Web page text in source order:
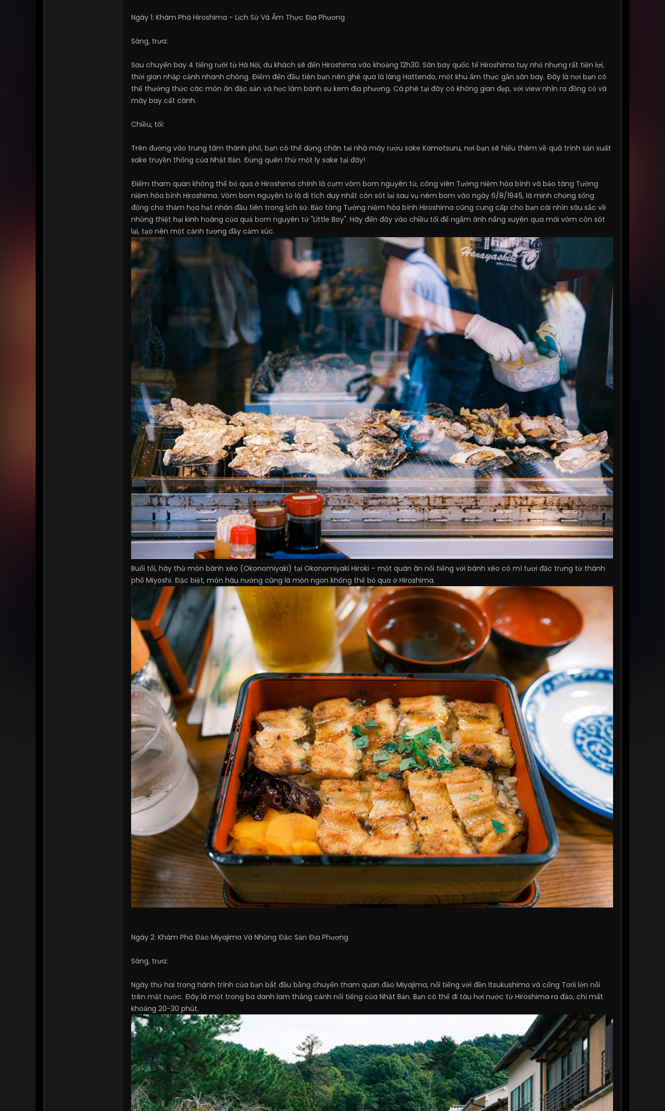
Ngày 1: Khám Phá Hiroshima - Lịch Sử Và Ẩm Thực Địa Phương
Sáng, trưa:
Sau chuyến bay 4 tiếng rưỡi từ Hà Nội, du khách sẽ đến Hiroshima vào khoảng 12h30. Sân bay quốc tế Hiroshima tuy nhỏ nhưng rất tiện lợi,
thời gian nhập cảnh nhanh chóng. Điểm đến đầu tiên bạn nên ghé qua là làng Hattendo, một khu ẩm thực gần sân bay. Đây là nơi bạn có
thể thưởng thức các món ăn đặc sản và học làm bánh su kem địa phương. Cà phê tại đây có không gian đẹp, với view nhìn ra đồng cỏ và
máy bay cất cánh.
Chiều, tối:
Trên đường vào trung tâm thành phố, bạn có thể dừng chân tại nhà máy rượu sake Kamotsuru, nơi bạn sẽ hiểu thêm về quá trình sản xuất
sake truyền thống của Nhật Bản. Đừng quên thử một ly sake tại đây!
Điểm tham quan không thể bỏ qua ở Hiroshima chính là cụm vòm bom nguyên tử, công viên Tưởng niệm hòa bình và bảo tàng Tưởng
niệm hòa bình Hiroshima. Vòm bom nguyên tử là di tích duy nhất còn sót lại sau vụ ném bom vào ngày 6/8/1945, là minh chứng sống
động cho thảm họa hạt nhân đầu tiên trong lịch sử. Bảo tàng Tưởng niệm hòa bình Hiroshima cũng cung cấp cho bạn cái nhìn sâu sắc về
những thiệt hại kinh hoàng của quả bom nguyên tử "Little Boy". Hãy đến đây vào chiều tối để ngắm ánh nắng xuyên qua mái vòm còn sót
lại, tạo nên một cảnh tượng đầy cảm xúc.
Buổi tối, hãy thử món bánh xèo (Okonomiyaki) tại Okonomiyaki Hiroki – một quán ăn nổi tiếng với bánh xèo có mì tươi đặc trưng từ thành
phố Miyoshi. Đặc biệt, món hàu nướng cũng là món ngon không thể bỏ qua ở Hiroshima.
Ngày 2: Khám Phá Đảo Miyajima Và Những Đặc Sản Địa Phương
Sáng, trưa:
Ngày thứ hai trong hành trình của bạn bắt đầu bằng chuyến tham quan đảo Miyajima, nổi tiếng với đền Itsukushima và cổng Torii lớn nổi
trên mặt nước. Đây là một trong ba danh lam thắng cảnh nổi tiếng của Nhật Bản. Bạn có thể đi tàu hơi nước từ Hiroshima ra đảo, chỉ mất
khoảng 20-30 phút.